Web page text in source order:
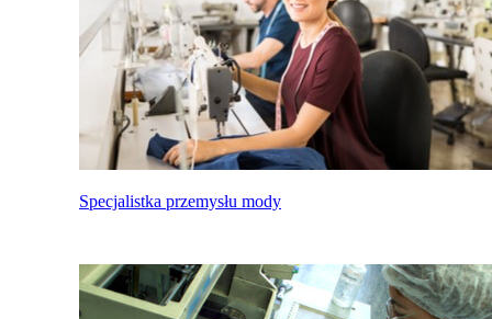
Specjalistka przemysłu mody